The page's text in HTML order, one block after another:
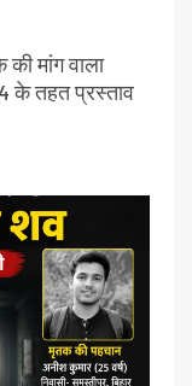
मांग वाला
4 के तहत प्रस्ताव